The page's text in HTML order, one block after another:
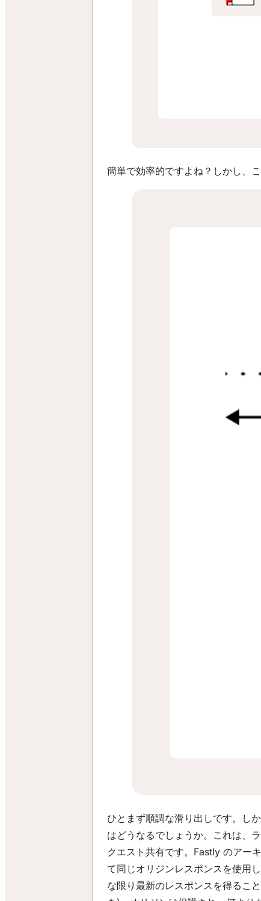
簡単で効率的ですよね？しかし、
ひとまず順調な滑り出しです。し
はどうなるでしょうか。これは、
クエスト共有です。Fastly のアー
て同じオリジンレスポンスを使用
な限り最新のレスポンスを得るこ